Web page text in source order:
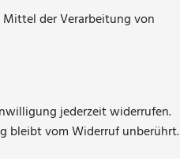
der Verarbeitung von
jederzeit widerrufen.
bleibt vom Widerruf unberührt.